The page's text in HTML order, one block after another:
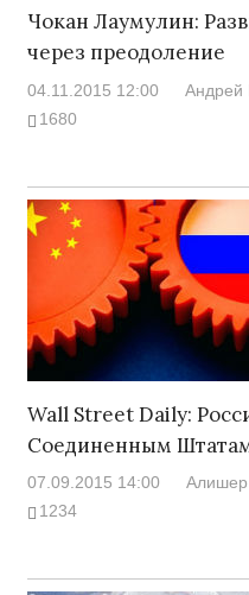
Чокан Лаумулин:
через преодоление
04.11.2015 12:00
1680
Wall Street Daily:
Соединенным
07.09.2015 14:00
1234